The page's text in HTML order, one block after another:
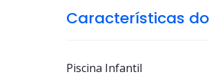
Características
Piscina Infantil